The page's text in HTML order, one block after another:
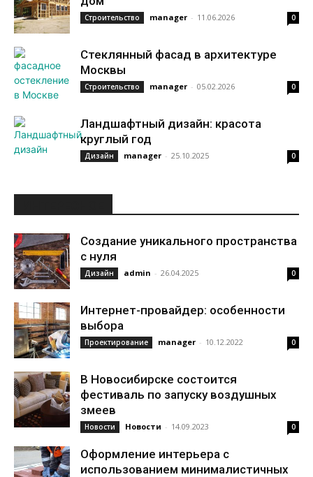
Строительство manager - 11.06.2026 0
Стеклянный фасад в архитектуре
Москвы
Строительство manager - 05.02.2026 0
Ландшафтный дизайн: красота
круглый год
Дизайн manager - 25.10.2025 0
Создание уникального пространства
с нуля
Дизайн admin - 26.04.2025 0
Интернет-провайдер: особенности
выбора
Проектирование manager - 10.12.2022 0
В Новосибирске состоится
фестиваль по запуску воздушных
змеев
Новости Новости - 14.09.2023 0
Оформление интерьера с
использованием минималистичных